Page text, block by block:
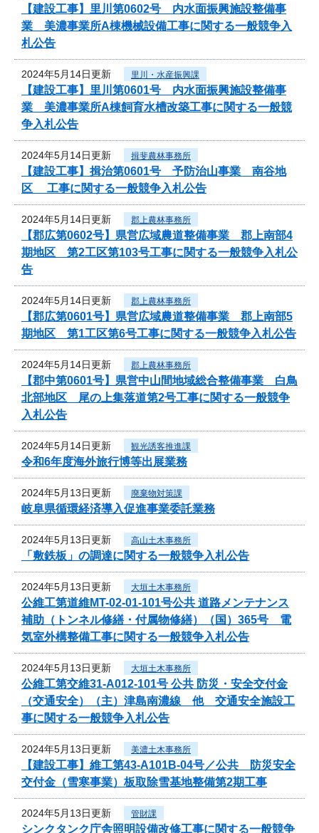
【建設工事】里川第0602号 内水面振興施設整備事
業 美濃事業所A棟機械設備工事に関する一般競争入
札公告
2024年5月14日更新 里川・水産振興課
【建設工事】里川第0601号 内水面振興施設整備事
業 美濃事業所A棟飼育水槽改築工事に関する一般競
争入札公告
2024年5月14日更新 揖斐農林事務所
【建設工事】揖治第0601号 予防治山事業 南谷地
区 工事に関する一般競争入札公告
2024年5月14日更新 郡上農林事務所
【郡広第0602号】県営広域農道整備事業 郡上南部4
期地区 第2工区第103号工事に関する一般競争入札公
告
2024年5月14日更新 郡上農林事務所
【郡広第0601号】県営広域農道整備事業 郡上南部5
期地区 第1工区第6号工事に関する一般競争入札公告
2024年5月14日更新 郡上農林事務所
【郡中第0601号】県営中山間地域総合整備事業 白鳥
北部地区 尾の上集落道第2号工事に関する一般競争
入札公告
2024年5月14日更新 観光誘客推進課
令和6年度海外旅行博等出展業務
2024年5月13日更新 廃棄物対策課
岐阜県循環経済導入促進事業委託業務
2024年5月13日更新 高山土木事務所
「敷鉄板」の調達に関する一般競争入札公告
2024年5月13日更新 大垣土木事務所
公維工第道維MT-02-01-101号公共 道路メンテナンス
補助（トンネル修繕・付属物修繕）（国）365号 電
気室外構整備工事に関する一般競争入札公告
2024年5月13日更新 大垣土木事務所
公維工第交維31-A012-101号 公共 防災・安全交付金
（交通安全）（主）津島南濃線 他 交通安全施設工
事に関する一般競争入札公告
2024年5月13日更新 美濃土木事務所
【建設工事】維工第43-A101B-04号／公共 防災安全
交付金（雪寒事業）板取除雪基地整備第2期工事
2024年5月13日更新 管財課
シンクタンク庁舎照明設備改修工事に関する一般競争